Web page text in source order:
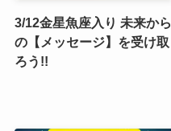
3/12金星魚座入り 未来から
の【メッセージ】を受け取
ろう!!